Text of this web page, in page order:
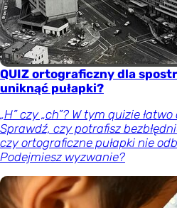
QUIZ ortograficzny dla
uniknąć pułapki?
„H” czy „ch”? W tym quizie
Sprawdź, czy potrafisz
czy ortograficzne pułapki nie
Podejmiesz wyzwanie?